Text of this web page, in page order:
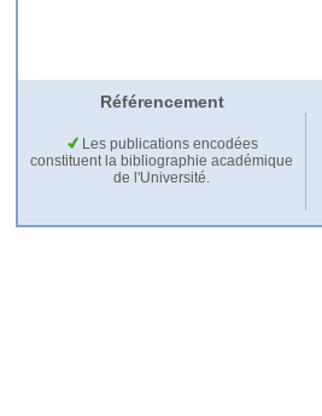
Référencement
Les publications encodées
constituent la bibliographie académique
de l'Université.